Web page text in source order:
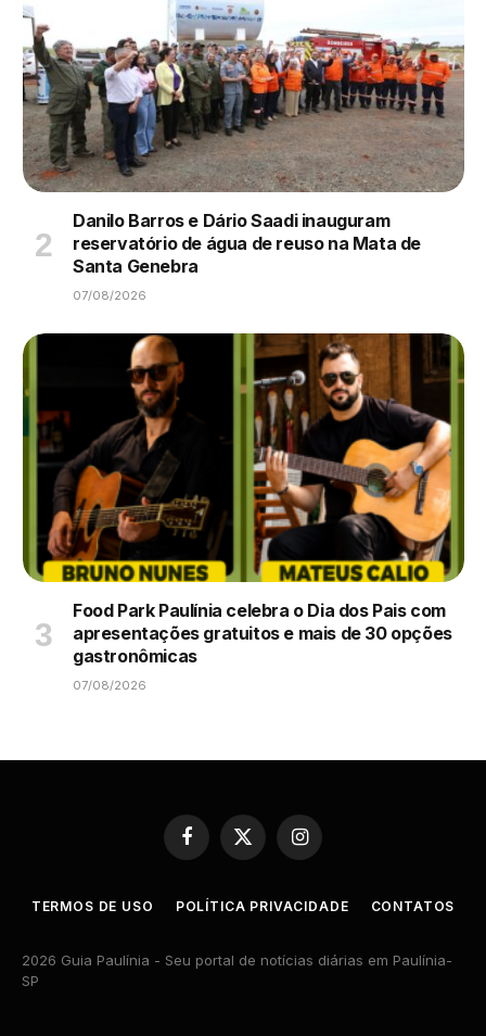
Danilo Barros e Dário Saadi inauguram
reservatório de água de reuso na Mata de
Santa Genebra
07/08/2026
Food Park Paulínia celebra o Dia dos Pais com
apresentações gratuitos e mais de 30 opções
gastronômicas
07/08/2026
Facebook
X
Instagram
TERMOS DE USO POLÍTICA PRIVACIDADE CONTATOS
2026 Guia Paulínia - Seu portal de notícias diárias em Paulínia-
SP